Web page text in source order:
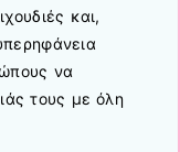
και,
να
τους με όλη